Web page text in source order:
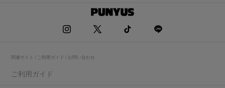
関連サイト / ご利用ガイド / お問い合わせ
ご利用ガイド